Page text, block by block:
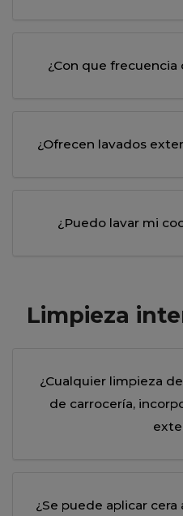
¿Con que frecuencia
¿Ofrecen lavados
¿Puedo lavar mi
Limpieza
¿Cualquier limpieza
de carrocería,
¿Se puede aplicar